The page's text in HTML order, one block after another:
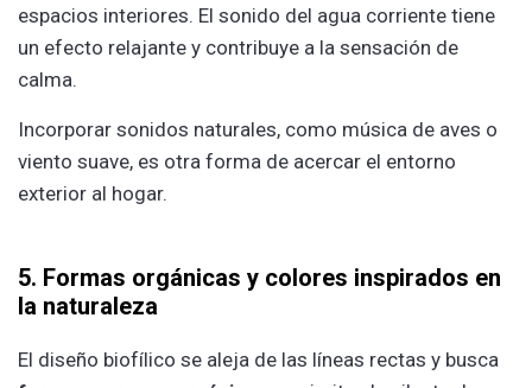
espacios interiores. El sonido del agua corriente tiene
un efecto relajante y contribuye a la sensación de
calma.
Incorporar sonidos naturales, como música de aves o
viento suave, es otra forma de acercar el entorno
exterior al hogar.
5. Formas orgánicas y colores inspirados en
la naturaleza
El diseño biofílico se aleja de las líneas rectas y busca